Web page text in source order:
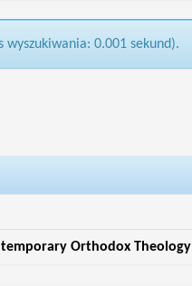
wyszukiwania: 0.001 sekund).
Orthodox Theology